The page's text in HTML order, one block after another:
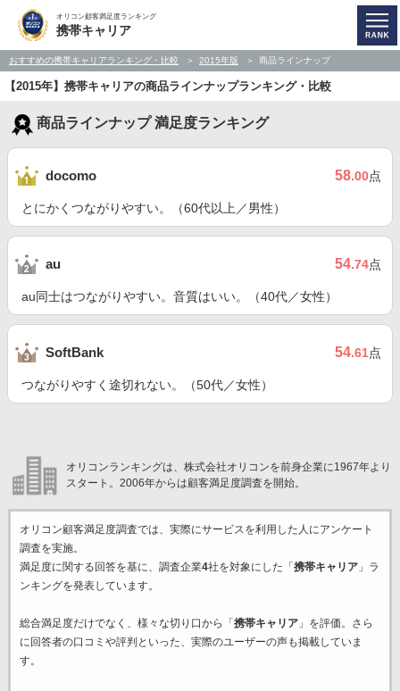
オリコン顧客満足度ランキング
携帯キャリア
おすすめの携帯キャリアランキング・比較 2015年版 商品ラインナップ
【2015年】携帯キャリアの商品ラインナップランキング・比較
商品ラインナップ 満足度ランキング
docomo 58.00点
とにかくつながりやすい。（60代以上／男性）
au 54.74点
au同士はつながりやすい。音質はいい。（40代／女性）
SoftBank 54.61点
つながりやすく途切れない。（50代／女性）
オリコンランキングは、株式会社オリコンを前身企業に1967年より
スタート。2006年からは顧客満足度調査を開始。
オリコン顧客満足度調査では、実際にサービスを利用した 人にアンケート
調査を実施。
満足度に関する回答を基に、調査企業4社を対象にした「 携帯キャリア」ラ
ンキングを発表しています。
総合満足度だけでなく、様々な切り口から「 携帯キャリア」を評価。さら
に回答者の口コミや評判といった、実際のユーザーの声も掲載していま
す。